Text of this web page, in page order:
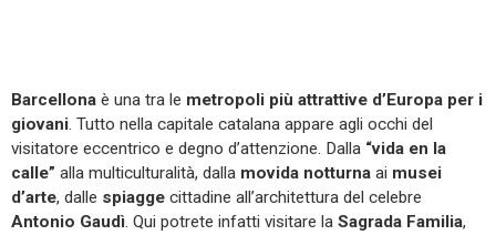
Barcellona è una tra le metropoli più attrattive d’Europa per i
giovani. Tutto nella capitale catalana appare agli occhi del
visitatore eccentrico e degno d’attenzione. Dalla “vida en la
calle” alla multiculturalità, dalla movida notturna ai musei
d’arte, dalle spiagge cittadine all’architettura del celebre
Antonio Gaudì. Qui potrete infatti visitare la Sagrada Familia,